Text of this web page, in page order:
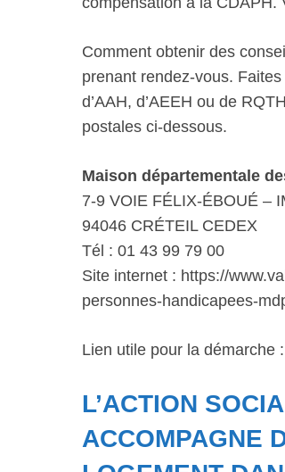
Comment obtenir des
prenant rendez-vous.
d’AAH, d’AEEH ou de
postales ci-dessous.
Maison départementale
7-9 VOIE FÉLIX-ÉBOUÉ –
94046 CRÉTEIL CEDEX
Tél : 01 43 99 79 00
Site internet : https://
personnes-handicapees-
Lien utile pour la démarche :
L’ACTION
ACCOMPAGNE